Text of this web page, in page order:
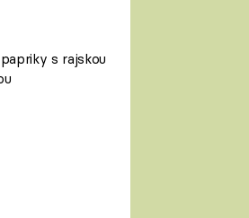
s rajskou